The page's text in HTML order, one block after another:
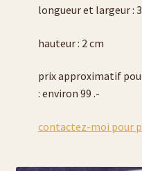
Liste verres à bière
Politique de cookies (UE)
galerie photos
longueur et largeur :
hauteur : 2 cm
prix approximatif
: environ 99 .-
contactez-moi pour